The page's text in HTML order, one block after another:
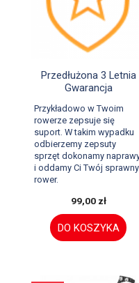
Szybki podgląd
Przedłużona 3 Letnia
Gwarancja
Przykładowo w Twoim
rowerze zepsuje się
suport. W takim wypadku
odbierzemy zepsuty
sprzęt dokonamy
i oddamy Ci Twój sprawny
rower.
99,00 zł
DO KOSZYKA